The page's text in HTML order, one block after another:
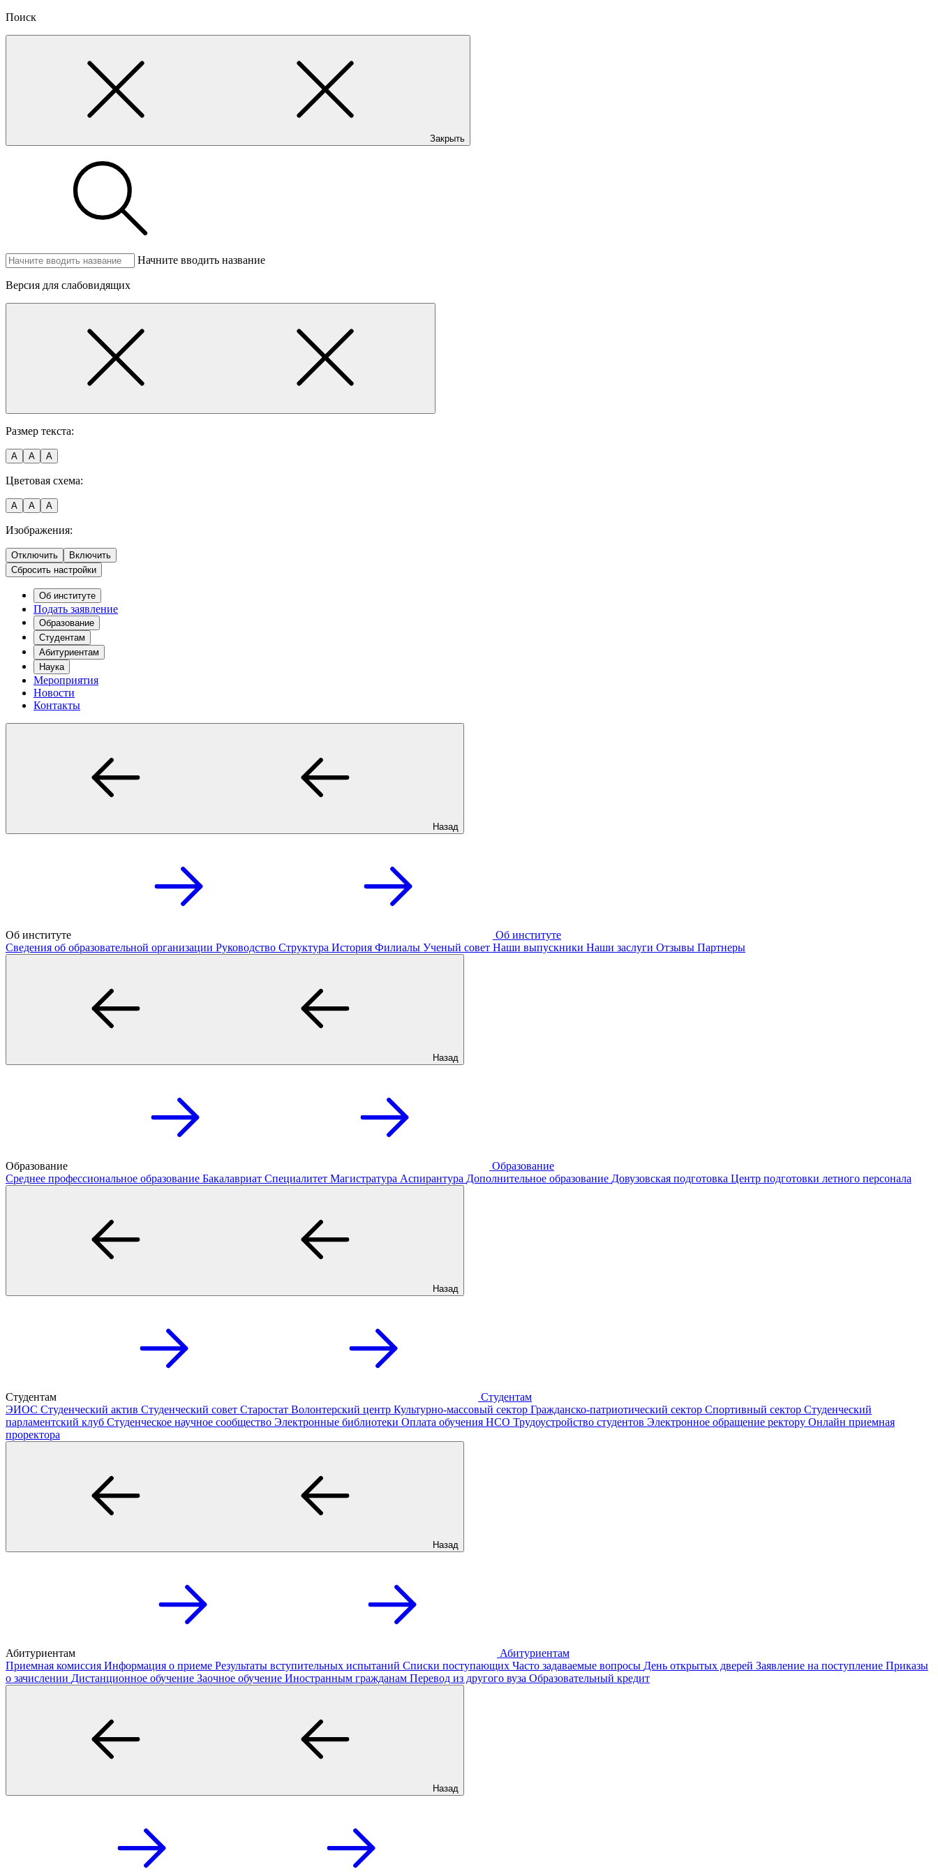
Поиск
Закрыть
Начните вводить название
Версия для слабовидящих
Размер текста:
A A A
Цветовая схема:
A A A
Изображения:
Отключить
Включить
Сбросить настройки
Об институте
Подать заявление
Образование
Студентам
Абитуриентам
Наука
Мероприятия
Новости
Контакты
Назад
Об институте
Об институте
Сведения об образовательной организации Руководство Структура История Филиалы Ученый совет Наши выпускники Наши заслуги Отзывы Партнеры
Назад
Образование
Образование
Среднее профессиональное образование Бакалавриат Специалитет Магистратура Аспирантура Дополнительное образование Довузовская подготовка Центр подготовки летного персонала
Назад
Студентам
Студентам
ЭИОС Студенческий актив Студенческий совет Старостат Волонтерский центр Культурно-массовый сектор Гражданско-патриотический сектор Спортивный сектор Студенческий
парламентский клуб Студенческое научное сообщество Электронные библиотеки Оплата обучения НСО Трудоустройство студентов Электронное обращение ректору Онлайн приемная
проректора
Назад
Абитуриентам
Абитуриентам
Приемная комиссия Информация о приеме Результаты вступительных испытаний Списки поступающих Часто задаваемые вопросы День открытых дверей Заявление на поступление Приказы
о зачислении Дистанционное обучение Заочное обучение Иностранным гражданам Перевод из другого вуза Образовательный кредит
Назад